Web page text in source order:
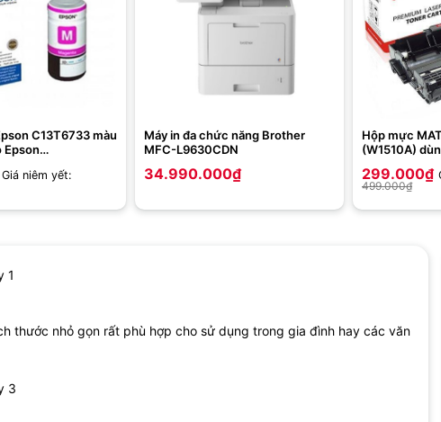
C13T6733 màu
Epson
Giá niêm yết:
Máy in đa chức năng Brother
MFC-L9630CDN
34.990.000₫
Hộp mực
(W1510A)
4103fdn/
299.000₫
499.000₫
thước nhỏ gọn rất phù hợp cho sử dụng trong gia đình hay các văn